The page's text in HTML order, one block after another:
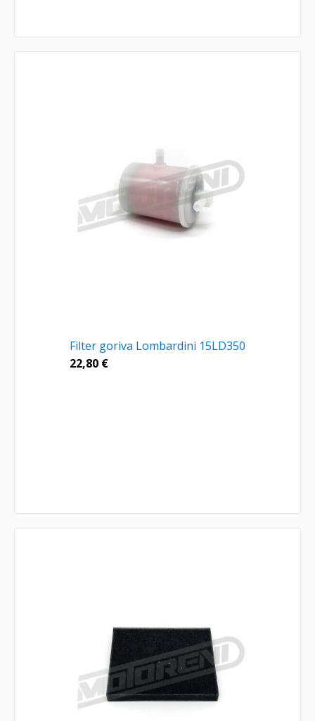
Filter goriva Lombardini 15LD350
22,80 €